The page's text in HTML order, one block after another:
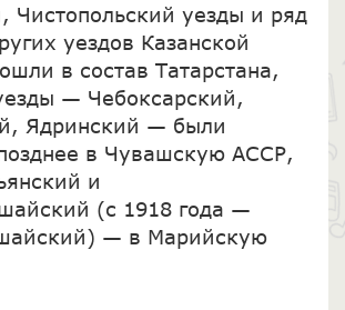
Чистопольский уезды и ряд
уездов Казанской
в состав Татарстана,
— Чебоксарский,
Ядринский — были
в Чувашскую АССР,
и
(с 1918 года —
— в Марийскую